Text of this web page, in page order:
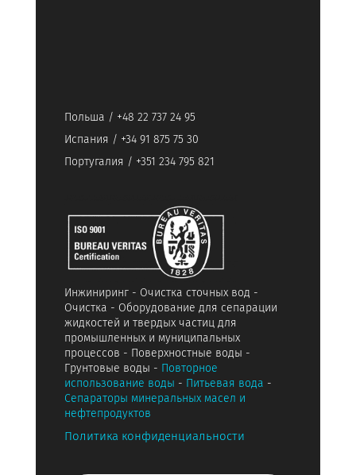
Польша / +48 22 737 24 95
Испания / +34 91 875 75 30
Португалия / +351 234 795 821
Инжиниринг - Очистка сточных вод -
Очистка - Оборудование для сепарации
жидкостей и твердых частиц для
промышленных и муниципальных
процессов - Поверхностные воды -
Грунтовые воды - Повторное
использование воды - Питьевая вода -
Сепараторы минеральных масел и
нефтепродуктов
Политика конфиденциальности